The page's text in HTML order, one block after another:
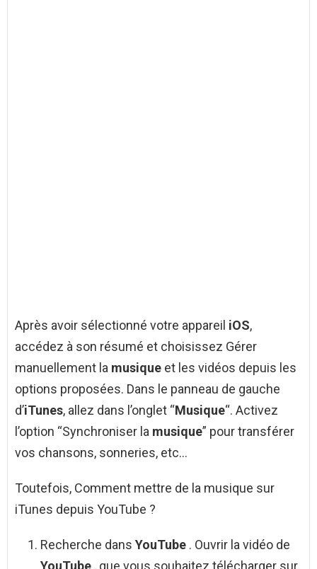
Après avoir sélectionné votre appareil iOS,
accédez à son résumé et choisissez Gérer
manuellement la musique et les vidéos depuis les
options proposées. Dans le panneau de gauche
d’iTunes, allez dans l’onglet “Musique“. Activez
l’option “Synchroniser la musique” pour transférer
vos chansons, sonneries, etc…
Toutefois, Comment mettre de la musique sur
iTunes depuis YouTube ?
Recherche dans YouTube . Ouvrir la vidéo de
YouTube , que vous souhaitez télécharger sur